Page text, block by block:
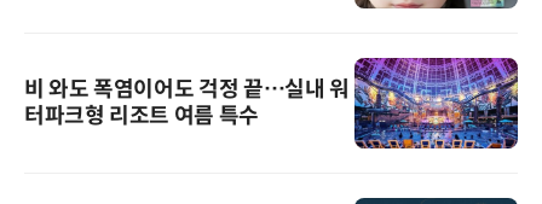
비 와도 폭염이어도 걱정 끝…실내 워
터파크형 리조트 여름 특수